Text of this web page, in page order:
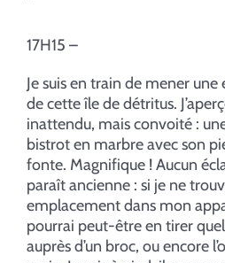
17H15 –
Je suis en train de mener
de cette île de détritus.
inattendu, mais convoité :
bistrot en marbre avec son
fonte. Magnifique ! Aucun
paraît ancienne : si je ne
emplacement dans mon
pourrai peut-être en tirer
auprès d’un broc, ou encore